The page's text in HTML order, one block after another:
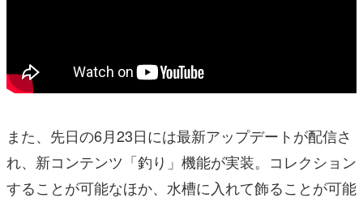
また、先日の6月23日には最新アップデートが配信さ
れ、新コンテンツ「釣り」機能が実装。コレクション
することが可能なほか、水槽に入れて飾ることが可能